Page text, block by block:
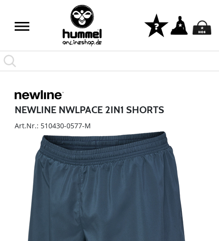
NEWLINE NWLPACE 2IN1 SHORTS
Art.Nr.: 510430-0577-M